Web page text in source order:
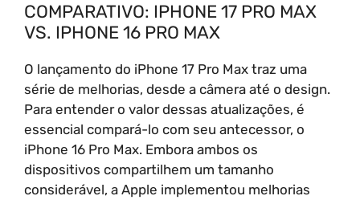
COMPARATIVO: IPHONE 17 PRO MAX
VS. IPHONE 16 PRO MAX
O lançamento do iPhone 17 Pro Max traz uma
série de melhorias, desde a câmera até o design.
Para entender o valor dessas atualizações, é
essencial compará-lo com seu antecessor, o
iPhone 16 Pro Max. Embora ambos os
dispositivos compartilhem um tamanho
considerável, a Apple implementou melhorias